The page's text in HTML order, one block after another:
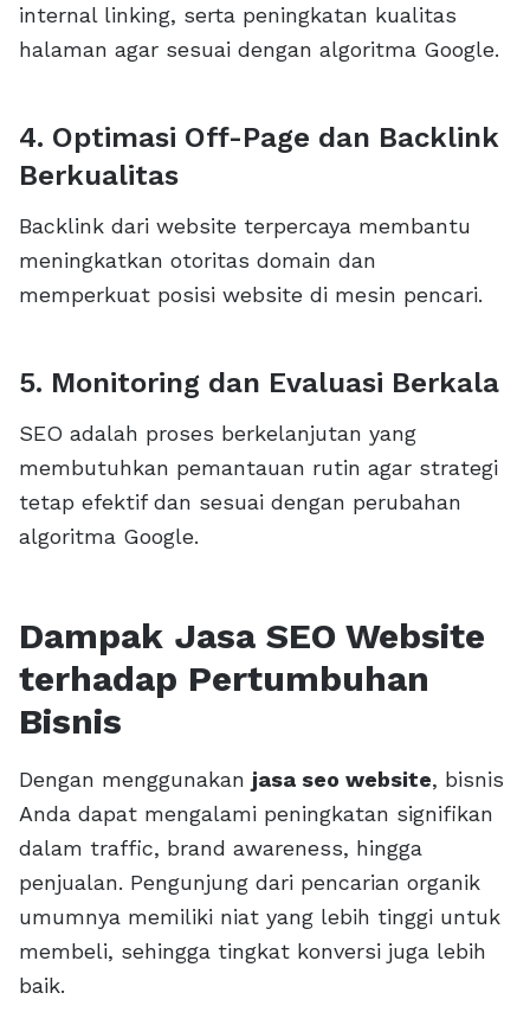
internal linking, serta peningkatan kualitas
halaman agar sesuai dengan algoritma Google.
4. Optimasi Off-Page dan Backlink
Berkualitas
Backlink dari website terpercaya membantu
meningkatkan otoritas domain dan
memperkuat posisi website di mesin pencari.
5. Monitoring dan Evaluasi Berkala
SEO adalah proses berkelanjutan yang
membutuhkan pemantauan rutin agar strategi
tetap efektif dan sesuai dengan perubahan
algoritma Google.
Dampak Jasa SEO Website
terhadap Pertumbuhan
Bisnis
Dengan menggunakan jasa seo website, bisnis
Anda dapat mengalami peningkatan signifikan
dalam traffic, brand awareness, hingga
penjualan. Pengunjung dari pencarian organik
umumnya memiliki niat yang lebih tinggi untuk
membeli, sehingga tingkat konversi juga lebih
baik.